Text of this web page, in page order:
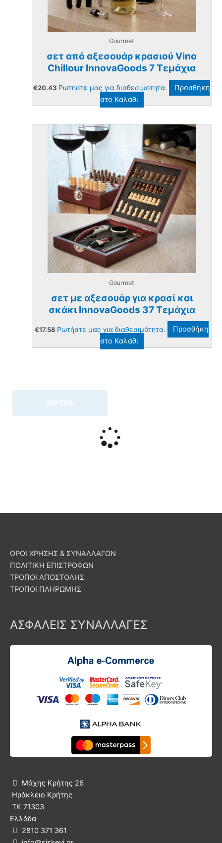
ΦΙΛΤΡΑ
Gourmet
σετ από αξεσουάρ κρασιού Vino
Chillour InnovaGoods 7 Τεμάχια
€20.43 Ρωτήστε μας για διαθεσιμότητα.
Προσθήκη
στο Καλάθι
Gourmet
σετ με αξεσουάρ για κρασί και
σκάκι InnovaGoods 37 Τεμάχια
€17.58 Ρωτήστε μας για διαθεσιμότητα.
Προσθήκη
στο Καλάθι
ΟΡΟΙ ΧΡΗΣΗΣ & ΣΥΝΑΛΛΑΓΩΝ
ΠΟΛΙΤΙΚΗ ΕΠΙΣΤΡΟΦΩΝ
ΤΡΟΠΟΙ ΑΠΟΣΤΟΛΗΣ
ΤΡΟΠΟΙ ΠΛΗΡΩΜΗΣ
ΑΣΦΑΛΕΙΣ ΣΥΝΑΛΛΑΓΕΣ

Μάχης Κρήτης 26
Ηράκλειο Κρήτης
ΤΚ 71303
Ελλάδα
 2810 371 361